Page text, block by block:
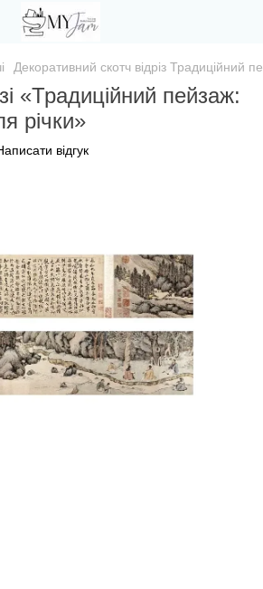
Декоративний скотч відріз
«Традиційний пейзаж:
річки»
відгук